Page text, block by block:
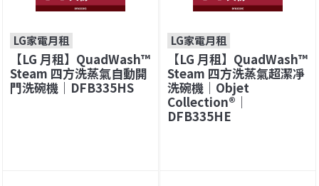
LG家電月租
【LG 月租】QuadWash™
Steam 四方洗蒸氣自動開
門洗碗機｜DFB335HS
LG家電月租
【LG 月租】QuadWash™
Steam 四方洗蒸氣超潔凈
洗碗機｜Objet
Collection®｜
DFB335HE